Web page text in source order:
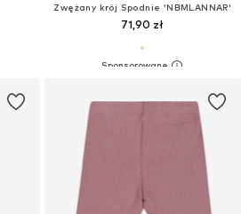
Zwężany krój Spodnie 'NBMLANNAR'
71,90 zł